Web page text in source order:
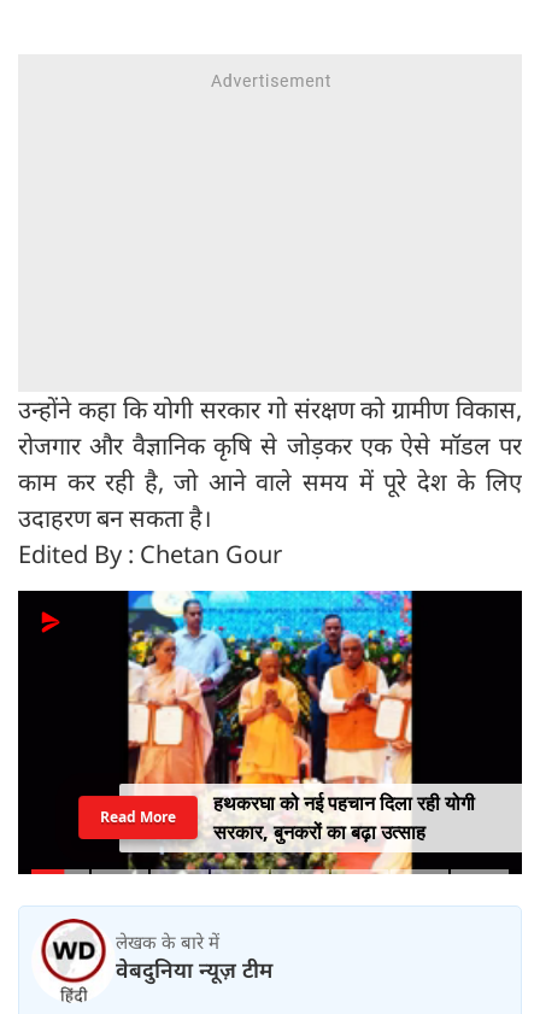
उन्होंने कहा कि योगी सरकार गो संरक्षण को ग्रामीण विकास,
रोजगार और वैज्ञानिक कृषि से जोड़कर एक ऐसे मॉडल पर
काम कर रही है, जो आने वाले समय में पूरे देश के लिए
उदाहरण बन सकता है।
Edited By : Chetan Gour
हथकरघा को नई पहचान दिला रही योगी
सरकार, बुनकरों का बढ़ा उत्साह
Read More
लेखक के बारे में
वेबदुनिया न्यूज़ टीम